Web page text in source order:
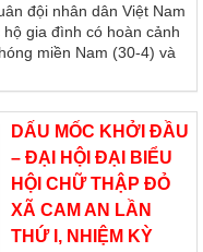
đội nhân dân Việt Nam
gia đình có hoàn cảnh
miền Nam (30-4) và
DẤU MỐC KHỞI ĐẦU
– ĐẠI HỘI ĐẠI BIỂU
HỘI CHỮ THẬP ĐỎ
XÃ CAM AN LẦN
THỨ I, NHIỆM KỲ